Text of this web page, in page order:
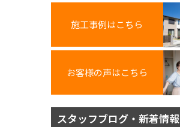
施工事例はこちら
お客様の声はこちら
スタッフブログ・新着情報